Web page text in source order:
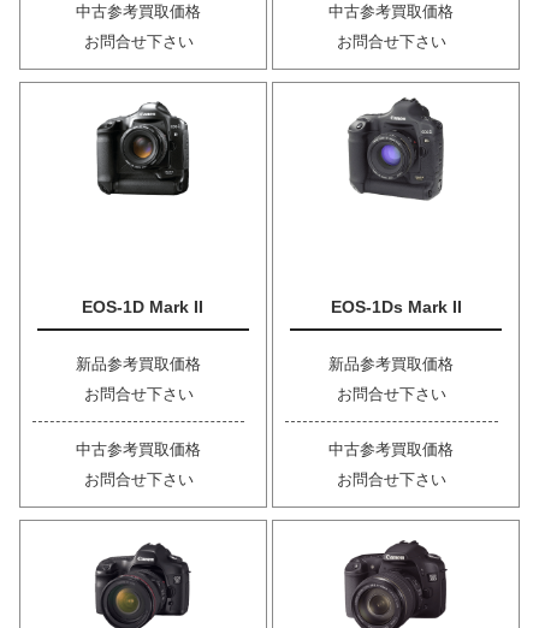
中古参考買取価格
お問合せ下さい
中古参考買取価格
お問合せ下さい
EOS-1D Mark II
新品参考買取価格
お問合せ下さい
中古参考買取価格
お問合せ下さい
EOS-1Ds Mark II
新品参考買取価格
お問合せ下さい
中古参考買取価格
お問合せ下さい